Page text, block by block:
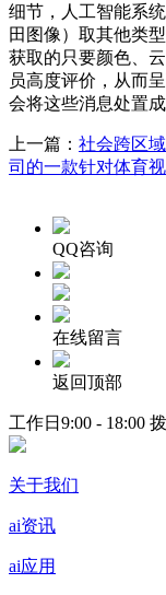
细节，人工智能系
田图像）取其他类
获取的只要颜色、
员高度评价，从而
会将这些消息处置
上一篇： 社会跨区
司的一款针对体育
QQ咨询
在线留言
返回顶部
工作日9:00 - 18:00
关于我们
ai资讯
ai应用